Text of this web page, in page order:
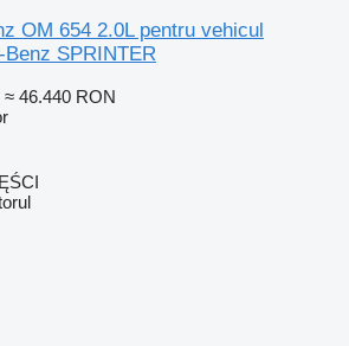
OM 654 2.0L pentru vehicul
SPRINTER
≈ 46.440 RON